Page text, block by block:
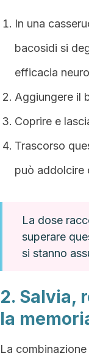
In una
bacosidi si
efficacia
Aggiungere il
Coprire e
Trascorso
può addolcire
La dose
superare
si stanno
2. Salvia,
la
La